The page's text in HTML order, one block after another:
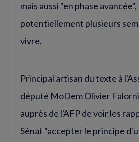
mais aussi "en phase avancée",
potentiellement plusieurs
vivre.
Principal artisan du texte à
député MoDem Olivier
auprès de l'AFP de voir les
Sénat "accepter le principe